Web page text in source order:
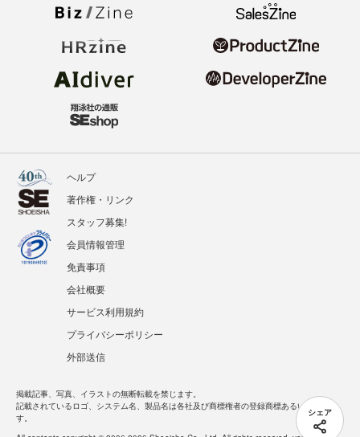
シェア
ヘルプ
著作権・リンク
スタッフ募集!
会員情報管理
免責事項
会社概要
サービス利用規約
プライバシーポリシー
外部送信
掲載記事、写真、イラストの無断転載を禁じます。
記載されているロゴ、システム名、製品名は各社及び商標権者の登録商標あるいは商標で
す。